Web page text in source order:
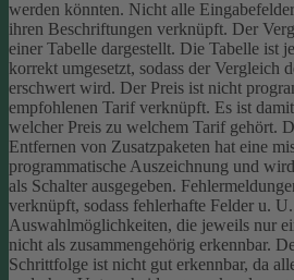
werden könnten. Nicht alle
ihren Beschriftungen verknüpft. Der
einer Tabelle dargestellt. Die Tabelle ist
korrekt umgesetzt, sodass der Vergleich
erschwert wird. Der Preis ist nicht
empfohlenen Tarif verknüpft. Es ist
welcher Preis zu welchem Tarif gehört.
Entfernen von Zusatzpaketen hat eine
programmatische Auszeichnung und
als Schalter ausgegeben.
verknüpft, sodass fehlerhafte Felder u.
Auswahlmöglichkeiten, die jeweils nur
nicht als zusammengehörig erkennbar.
Schrittfolge ist nicht gut erkennbar, da